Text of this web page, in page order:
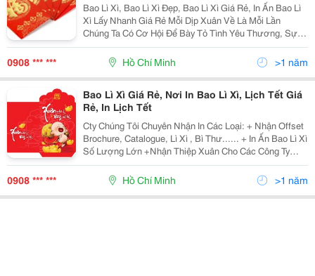
Bao Lì Xì, Bao Lì Xì Đẹp, Bao Lì Xì Giá Rẻ, In Ấn Bao Lì
Xì Lấy Nhanh Giá Rẻ Mỗi Dịp Xuân Về Là Mỗi Lần
Chúng Ta Có Cơ Hội Để Bày Tỏ Tình Yêu Thương, Sự
Quan Tâm Và Tri Ân Những Người Thân, Khách Hàng,
Đối Tác Làm Ăn Của Mỗi Cá Nhân, Tập Thể. Xuất
0908 *** *** Hồ Chí Minh >1 năm
Bao Lì Xì Giá Rẻ, Nơi In Bao Lì Xì, Lịch Tết Giá
Rẻ, In Lịch Tết
Cty Chúng Tôi Chuyên Nhận In Các Loại: + Nhận Offset
Brochure, Catalogue, Lì Xì , Bì Thư...... + In Ấn Bao Lì Xì
Số Lượng Lớn +Nhận Thiệp Xuân Cho Các Công Ty
+Túi Quà Tặng Tết Rất Hân Hạnh Được Phục Vụ. Vui
Lòng Liên Hệ: 0908 772 7
0908 *** *** Hồ Chí Minh >1 năm